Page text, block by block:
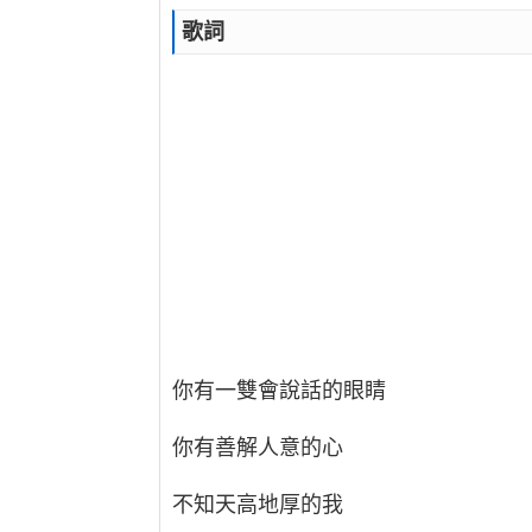
歌詞
你有一雙會說話的眼睛
你有善解人意的心
不知天高地厚的我